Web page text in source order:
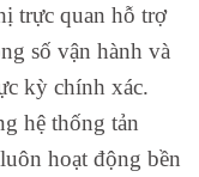
trực quan hỗ trợ
số vận hành và
kỳ chính xác.
hệ thống tản
hoạt động bền